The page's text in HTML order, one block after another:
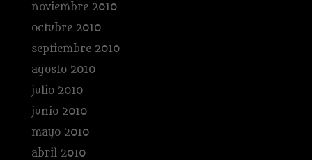
noviembre 2010
octubre 2010
septiembre 2010
agosto 2010
julio 2010
junio 2010
mayo 2010
abril 2010